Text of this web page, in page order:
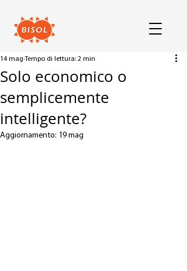
Solo economico o
semplicemente
intelligente?
14 mag Tempo di lettura: 2 min
Aggiornamento: 19 mag